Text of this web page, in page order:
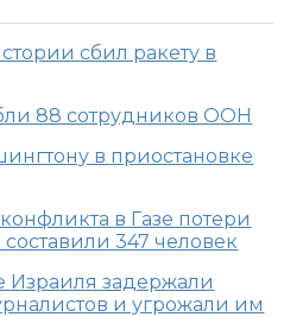
сбил ракету в
88 сотрудников ООН
в приостановке
в Газе потери
347 человек
Израиля задержали
и угрожали им